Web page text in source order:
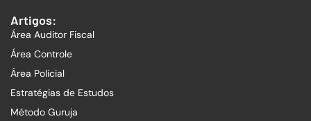
Artigos:
Área Auditor Fiscal
Área Controle
Área Policial
Estratégias de Estudos
Método Guruja